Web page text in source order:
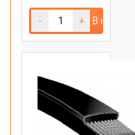
- + В корзину